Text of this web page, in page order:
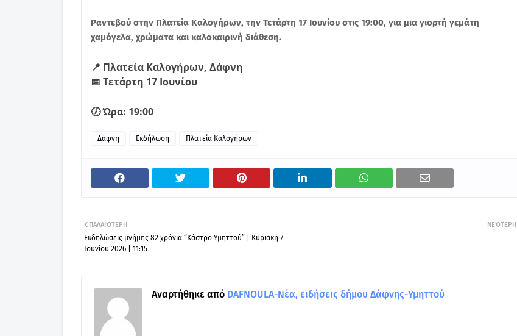
Ραντεβού στην Πλατεία Καλογήρων, την Τετάρτη 17 Ιουνίου στις 19:00, για μια γιορτή γεμάτη
χαμόγελα, χρώματα και καλοκαιρινή διάθεση.
📍 Πλατεία Καλογήρων, Δάφνη
📅 Τετάρτη 17 Ιουνίου
🕖 Ώρα: 19:00
Δάφνη Εκδήλωση Πλατεία Καλογήρων
ΝΕΌΤΕΡΗ
ΠΑΛΑΙΌΤΕΡΗ
Εκδηλώσεις μνήμης 82 χρόνια “Κάστρο Υμηττού” | Κυριακή 7
Ιουνίου 2026 | 11:15
Αναρτήθηκε από DAFNOULA-Νέα, ειδήσεις δήμου Δάφνης-Υμηττού